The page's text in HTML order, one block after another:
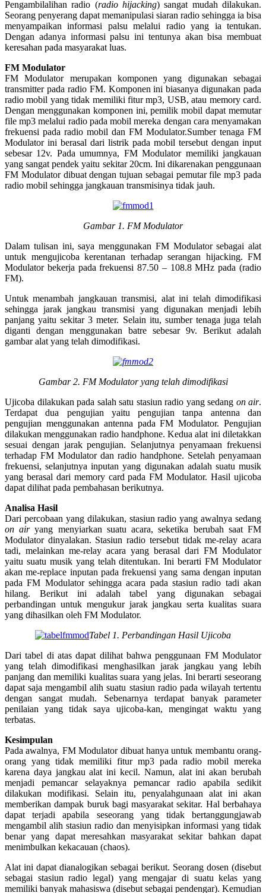
Pengambilalihan radio (radio hijacking) sangat mudah dilakukan.
Seorang penyerang dapat memanipulasi siaran radio sehingga ia bisa
menyampaikan informasi palsu melalui radio yang ia tentukan.
Dengan adanya informasi palsu ini tentunya akan bisa membuat
keresahan pada masyarakat luas.
FM Modulator
FM Modulator merupakan komponen yang digunakan sebagai
transmitter pada radio FM. Komponen ini biasanya digunakan pada
radio mobil yang tidak memiliki fitur mp3, USB, atau memory card.
Dengan menggunakan komponen ini, pemilik mobil dapat memutar
file mp3 melalui radio pada mobil mereka dengan cara menyamakan
frekuensi pada radio mobil dan FM Modulator.Sumber tenaga FM
Modulator ini berasal dari listrik pada mobil tersebut dengan input
sebesar 12v. Pada umumnya, FM Modulator memiliki jangkauan
yang sangat pendek yaitu sekitar 20cm. Ini dikarenakan penggunaan
FM Modulator dibuat dengan tujuan sebagai pemutar file mp3 pada
radio mobil sehingga jangkauan transmisinya tidak jauh.
Gambar 1. FM Modulator
Dalam tulisan ini, saya menggunakan FM Modulator sebagai alat
untuk mengujicoba kerentanan terhadap serangan hijacking. FM
Modulator bekerja pada frekuensi 87.50 – 108.8 MHz pada (radio
FM).
Untuk menambah jangkauan transmisi, alat ini telah dimodifikasi
sehingga jarak jangkau transmisi yang digunakan menjadi lebih
panjang yaitu sekitar 3 meter. Selain itu, sumber tenaga juga telah
diganti dengan menggunakan batre sebesar 9v. Berikut adalah
gambar alat yang telah dimodifikasi.
Gambar 2. FM Modulator yang telah dimodifikasi
Ujicoba dilakukan pada salah satu stasiun radio yang sedang on air.
Terdapat dua pengujian yaitu pengujian tanpa antenna dan
pengujian menggunakan antenna pada FM Modulator. Pengujian
dilakukan menggunakan radio handphone. Kedua alat ini diletakkan
sesuai dengan jarak pengujian. Selanjutnya penyamaan frekuensi
terhadap FM Modulator dan radio handphone. Setelah penyamaan
frekuensi, selanjutnya inputan yang digunakan adalah suatu musik
yang berasal dari memory card pada FM Modulator. Hasil ujicoba
dapat dilihat pada pembahasan berikutnya.
Analisa Hasil
Dari percobaan yang dilakukan, stasiun radio yang awalnya sedang
on airyang menyiarkan suatu acara, seketika berubah saat FM
Modulator dinyalakan. Stasiun radio tersebut tidak me-relay acara
tadi, melainkan me-relay acara yang berasal dari FM Modulator
yaitu suatu musik yang telah ditentukan. Ini berarti FM Modulator
akan me-replace inputan pada frekuensi yang sama dengan inputan
pada FM Modulator sehingga acara pada stasiun radio tadi akan
hilang. Berikut ini adalah tabel yang digunakan sebagai
perbandingan untuk mengukur jarak jangkau serta kualitas suara
yang dihasilkan oleh FM Modulator.
Tabel 1. Perbandingan Hasil Ujicoba
Dari tabel di atas dapat dilihat bahwa penggunaan FM Modulator
yang telah dimodifikasi menghasilkan jarak jangkau yang lebih
panjang dan memiliki kualitas suara yang jelas. Ini berarti seseorang
dapat saja mengambil alih suatu stasiun radio pada wilayah tertentu
dengan sangat mudah. Sebenarnya terdapat banyak parameter
penilaian yang tidak saya ujicoba-kan, mengingat waktu yang
terbatas.
Kesimpulan
Pada awalnya, FM Modulator dibuat hanya untuk membantu orang-
orang yang tidak memiliki fitur mp3 pada radio mobil mereka
karena daya jangkau alat ini kecil. Namun, alat ini akan berubah
menjadi pemancar selayaknya pemancar radio apabila sedikit
dilakukan modifikasi. Selain itu, penyalahgunaan alat ini akan
memberikan dampak buruk bagi masyarakat sekitar. Hal berbahaya
dapat terjadi apabila seseorang yang tidak bertanggungjawab
mengambil alih stasiun radio dan menyisipkan informasi yang tidak
benar yang dapat meresahkan masyarakat sekitar bahkan dapat
menimbulkan kekacauan (chaos).
Alat ini dapat dianalogikan sebagai berikut. Seorang dosen (disebut
sebagai stasiun radio legal) yang mengajar di suatu kelas yang
memiliki banyak mahasiswa (disebut sebagai pendengar). Kemudian